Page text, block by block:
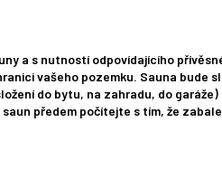
a s nutností odpovídajícího
vašeho pozemku. Sauna bude
do bytu, na zahradu, do
předem počítejte s tím, že